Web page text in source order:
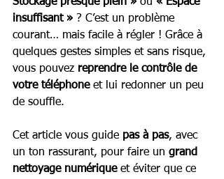
insuffisant » ? C’est un problème
courant… mais facile à régler ! Grâce à
quelques gestes simples et sans risque,
vous pouvez reprendre le contrôle de
votre téléphone et lui redonner un peu
de souffle.
Cet article vous guide pas à pas, avec
un ton rassurant, pour faire un grand
nettoyage numérique et éviter que ce